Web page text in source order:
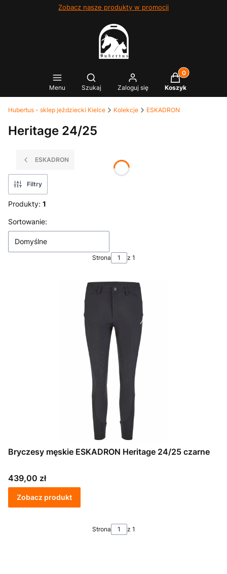
Zobacz nasze produkty w promocji
Menu
Otwórz wyszukiwarkę
Szukaj Zaloguj się
Produkty w
Koszyk
Hubertus - sklep jeździecki Kielce Kolekcje ESKADRON
Heritage 24/25
ESKADRON
Filtry
Produkty: 1
Lista produktów
Sortowanie:
Domyślne
Strona z 1
Bryczesy męskie ESKADRON Heritage 24/25 czarne
Cena
439,00 zł
Zobacz produkt
Strona z 1